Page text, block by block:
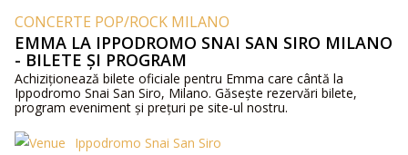
CONCERTE POP/ROCK MILANO
EMMA LA IPPODROMO SNAI SAN SIRO MILANO
- BILETE ȘI PROGRAM
Achiziționează bilete oficiale pentru Emma care cântă la
Ippodromo Snai San Siro, Milano. Găsește rezervări bilete,
program eveniment și prețuri pe site-ul nostru.
Ippodromo Snai San Siro